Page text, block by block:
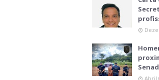
Abril